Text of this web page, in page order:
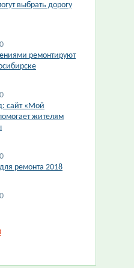
выбрать дорогу
ремонтируют
сайт «Мой
жителям
ремонта 2018